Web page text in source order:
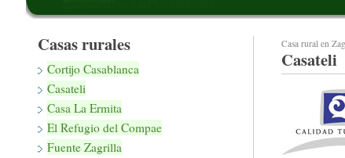
Casas rurales
Cortijo Casablanca
Casateli
Casa La Ermita
El Refugio del Compae
Fuente Zagrilla
Casa rural en
Casateli